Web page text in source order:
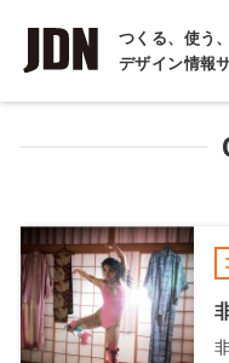
つくる、使う
デザイン情報
INTERVIEW
インタビュー
COLUMN
コラム